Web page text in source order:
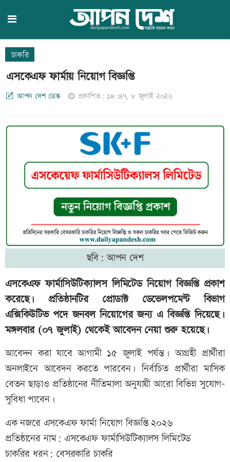
চাকরি
এসকেএফ ফার্মায় নিয়োগ বিজ্ঞপ্তি
আপন দেশ ডেস্ক প্রকাশিত: ১৪:৪৭, ৮ জুলাই ২০২৬
ছবি: আপন দেশ
এসকেএফ ফার্মাসিউটিক্যালস লিমিটেড নিয়োগ বিজ্ঞপ্তি প্রকাশ
করেছে। প্রতিষ্ঠানটির প্রোডাক্ট ডেভেলপমেন্ট বিভাগ
এক্সিকিউটিভ পদে জনবল নিয়োগের জন্য এ বিজ্ঞপ্তি দিয়েছে।
মঙ্গলবার (০৭ জুলাই) থেকেই আবেদন নেয়া শুরু হয়েছে।
আবেদন করা যাবে আগামী ১৫ জুলাই পর্যন্ত। আগ্রহী প্রার্থীরা
অনলাইনে আবেদন করতে পারবেন। নির্বাচিত প্রার্থীরা মাসিক
বেতন ছাড়াও প্রতিষ্ঠানের নীতিমালা অনুযায়ী আরো বিভিন্ন সুযোগ-
সুবিধা পাবেন।
এক নজরে এসকেএফ ফার্মা নিয়োগ বিজ্ঞপ্তি ২০২৬
প্রতিষ্ঠানের নাম: এসকেএফ ফার্মাসিউটিক্যালস লিমিটেড
চাকরির ধরন: বেসরকারি চাকরি